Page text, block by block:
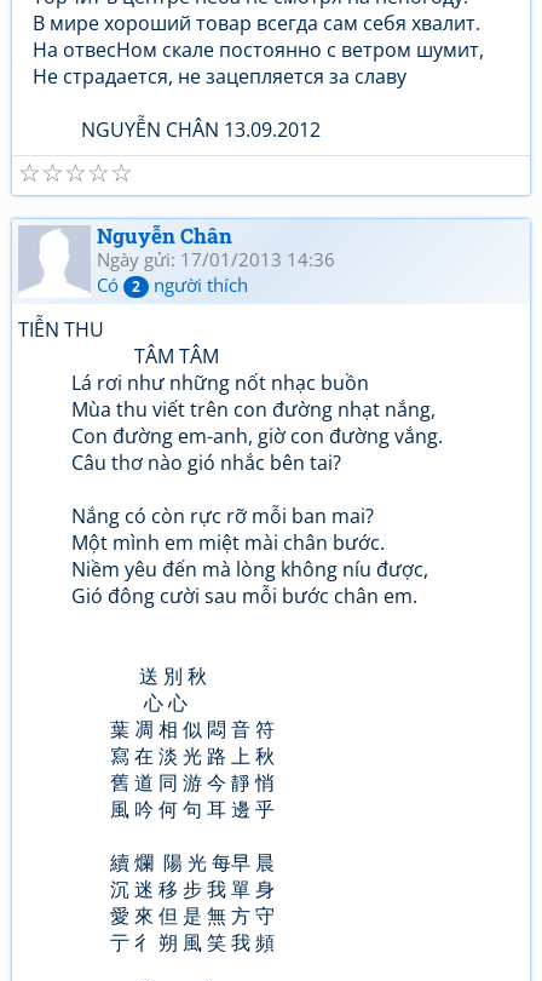
В мире хороший товар всегда сам себя хвалит.
На отвесHом скале постоянно с ветром шумит,
Не страдается, не зацепляется за славу
NGUYỄN CHÂN 13.09.2012
☆
☆
☆
☆
☆
Nguyễn Chân
Ngày gửi: 17/01/2013 14:36
Có
2 người thích
TIỄN THU
TÂM TÂM
Lá rơi như những nốt nhạc buồn
Mùa thu viết trên con đường nhạt nắng,
Con đường em-anh, giờ con đường vắng.
Câu thơ nào gió nhắc bên tai?
Nắng có còn rực rỡ mỗi ban mai?
Một mình em miệt mài chân bước.
Niềm yêu đến mà lòng không níu được,
Gió đông cười sau mỗi bước chân em.
送 別 秋
心 心
葉 凋 相 似 悶 音 符
寫 在 淡 光 路 上 秋
舊 道 同 游 今 靜 悄
風 吟 何 句 耳 邊 乎
續 爛 陽 光 每早 晨
沉 迷 移 步 我 單 身
愛 來 但 是 無 方 守
亍 彳 朔 風 笑 我 頻